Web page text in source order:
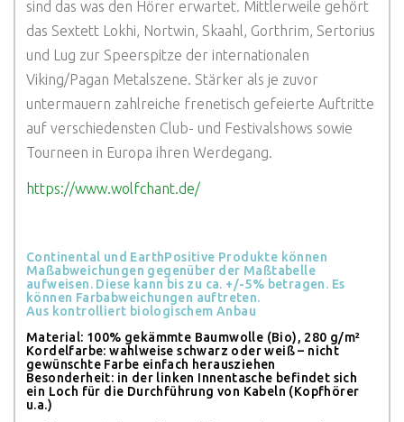
sind das was den Hörer erwartet. Mittlerweile gehört
das Sextett Lokhi, Nortwin, Skaahl, Gorthrim, Sertorius
und Lug zur Speerspitze der internationalen
Viking/Pagan Metalszene. Stärker als je zuvor
untermauern zahlreiche frenetisch gefeierte Auftritte
auf verschiedensten Club- und Festivalshows sowie
Tourneen in Europa ihren Werdegang.
https://www.wolfchant.de/
Continental und EarthPositive Produkte können
Maßabweichungen gegenüber der Maßtabelle
aufweisen. Diese kann bis zu ca. +/-5% betragen. Es
können Farbabweichungen auftreten.
Aus kontrolliert biologischem Anbau
Material: 100% gekämmte Baumwolle (Bio), 280 g/m²
Kordelfarbe: wahlweise schwarz oder weiß – nicht
gewünschte Farbe einfach herausziehen
Besonderheit: in der linken Innentasche befindet sich
ein Loch für die Durchführung von Kabeln (Kopfhörer
u.a.)